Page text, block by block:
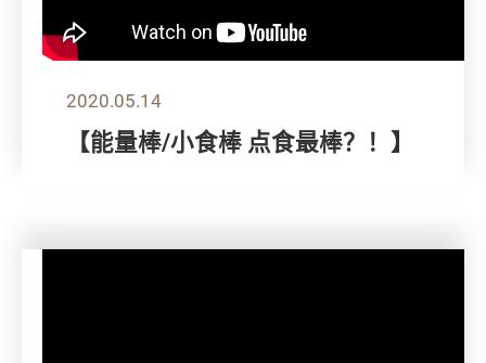
2020.05.14
【能量棒/小食棒 点食最棒？！】